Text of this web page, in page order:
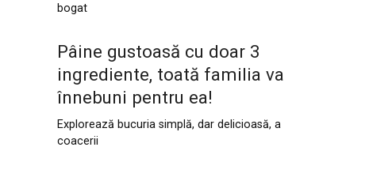
bogat
Pâine gustoasă cu doar 3
ingrediente, toată familia va
înnebuni pentru ea!
Explorează bucuria simplă, dar delicioasă, a
coacerii